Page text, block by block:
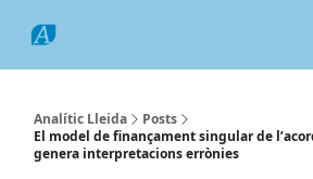
Analític Lleida
Posts
El model de finançament singular de
genera interpretacions errònies